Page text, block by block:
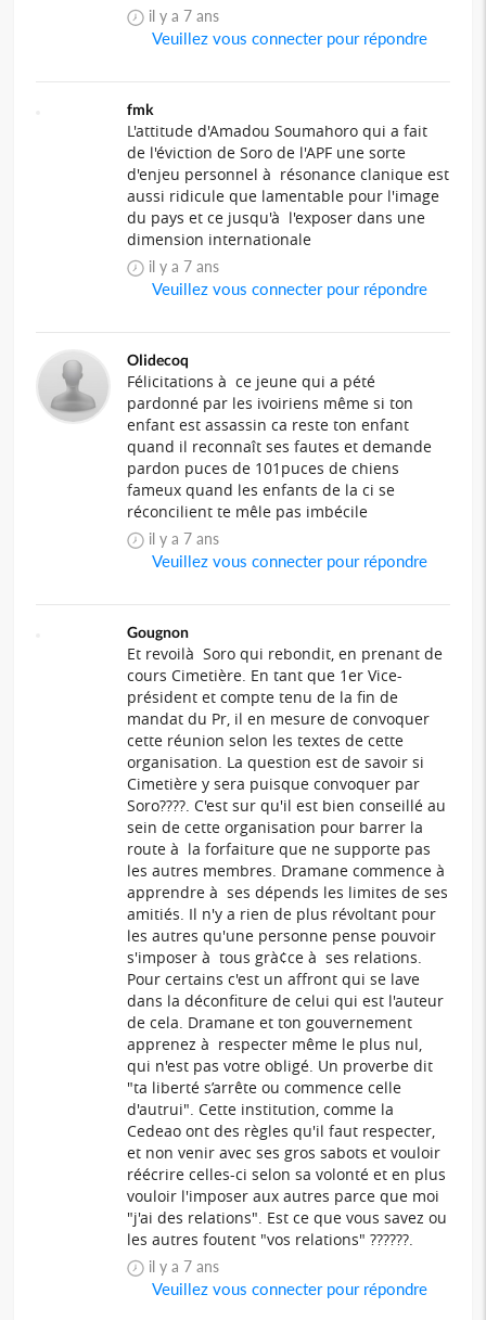
il y a 7 ans
Veuillez vous connecter pour répondre
fmk
L'attitude d'Amadou Soumahoro qui a fait
de l'éviction de Soro de l'APF une sorte
d'enjeu personnel à résonance clanique est
aussi ridicule que lamentable pour l'image
du pays et ce jusqu'à l'exposer dans une
dimension internationale
il y a 7 ans
Veuillez vous connecter pour répondre
Olidecoq
Félicitations à ce jeune qui a pété
pardonné par les ivoiriens même si ton
enfant est assassin ca reste ton enfant
quand il reconnaît ses fautes et demande
pardon puces de 101puces de chiens
fameux quand les enfants de la ci se
réconcilient te mêle pas imbécile
il y a 7 ans
Veuillez vous connecter pour répondre
Gougnon
Et revoilà Soro qui rebondit, en prenant de
cours Cimetière. En tant que 1er Vice-
président et compte tenu de la fin de
mandat du Pr, il en mesure de convoquer
cette réunion selon les textes de cette
organisation. La question est de savoir si
Cimetière y sera puisque convoquer par
Soro????. C'est sur qu'il est bien conseillé au
sein de cette organisation pour barrer la
route à la forfaiture que ne supporte pas
les autres membres. Dramane commence à
apprendre à ses dépends les limites de ses
amitiés. Il n'y a rien de plus révoltant pour
les autres qu'une personne pense pouvoir
s'imposer à tous grà¢ce à ses relations.
Pour certains c'est un affront qui se lave
dans la déconfiture de celui qui est l'auteur
de cela. Dramane et ton gouvernement
apprenez à respecter même le plus nul,
qui n'est pas votre obligé. Un proverbe dit
"ta liberté s’arrête ou commence celle
d'autrui". Cette institution, comme la
Cedeao ont des règles qu'il faut respecter,
et non venir avec ses gros sabots et vouloir
réécrire celles-ci selon sa volonté et en plus
vouloir l'imposer aux autres parce que moi
"j'ai des relations". Est ce que vous savez ou
les autres foutent "vos relations" ??????.
il y a 7 ans
Veuillez vous connecter pour répondre